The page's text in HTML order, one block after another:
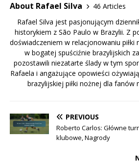
About Rafael Silva
46 Articles
Rafael Silva jest pasjonującym
historykiem z São Paulo w Brazylii. Z
doświadczeniem w relacjonowaniu piłki
w bogatej spuściźnie brazylijskich
pozostawili niezatarte ślady w tym
Rafaela i angażujące opowieści
brazylijskiej piłki nożnej dla fanów
PREVIOUS
Roberto Carlos: Główne
klubowe, Nagrody